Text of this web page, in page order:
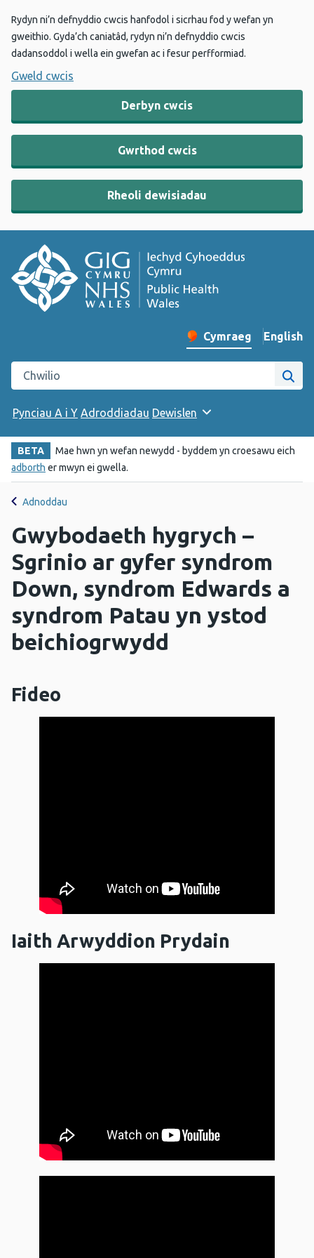
Rydyn ni’n defnyddio cwcis hanfodol i sicrhau fod y wefan yn
gweithio. Gyda’ch caniatâd, rydyn ni’n defnyddio cwcis
dadansoddol i wella ein gwefan ac i fesur perfformiad.
Gweld cwcis
Derbyn cwcis
Gwrthod cwcis
Rheoli dewisiadau
Newid iaith y wefan
Cymraeg English
–
Chwilio gwefan Iechyd Cyhoeddus Cymru
Pynciau A i Y Adroddiadau Dewislen
BETA
Mae hwn yn wefan newydd - byddem yn croesawu eich
adborth er mwyn ei gwella.
Adnoddau
Gwybodaeth hygrych –
Sgrinio ar gyfer syndrom
Down, syndrom Edwards a
syndrom Patau yn ystod
beichiogrwydd
Fideo
Iaith Arwyddion Prydain